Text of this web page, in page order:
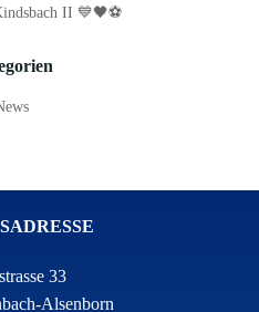
II 💙🖤⚽
33
Alsenborn